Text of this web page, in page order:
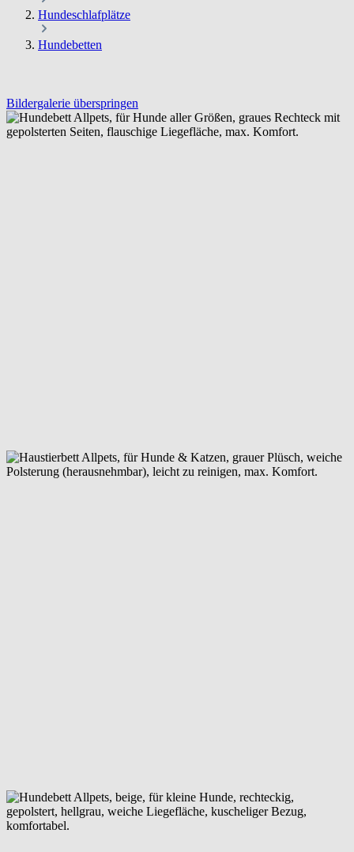
Hundeschlafplätze
Hundebetten
Bildergalerie überspringen